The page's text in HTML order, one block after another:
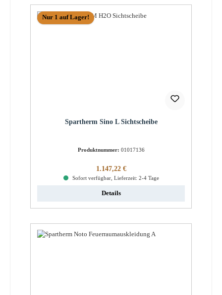
Nur 1 auf Lager!
Spartherm Sino L Sichtscheibe
Produktnummer: 01017136
Regulärer Preis:
1.147,22 €
Sofort verfügbar, Lieferzeit: 2-4 Tage
Details